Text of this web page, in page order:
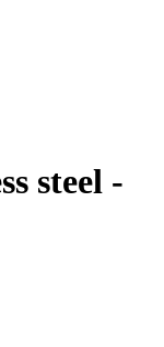
steel -